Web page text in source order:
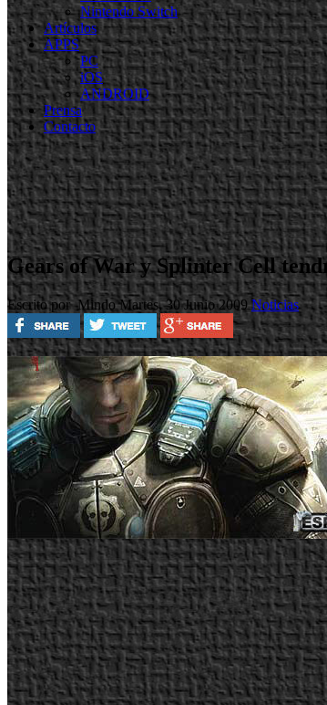
Nintendo Switch
Artículos
APPS
PC
iOS
ANDROID
Prensa
Contacto
Gears of War y Splinter Cell
Escrito por MindoMartes, 30 Junio 2009Noticias